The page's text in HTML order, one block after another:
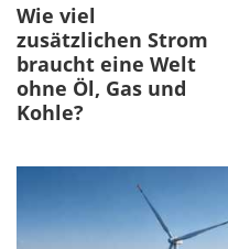
Wie viel
zusätzlichen Strom
braucht eine Welt
ohne Öl, Gas und
Kohle?